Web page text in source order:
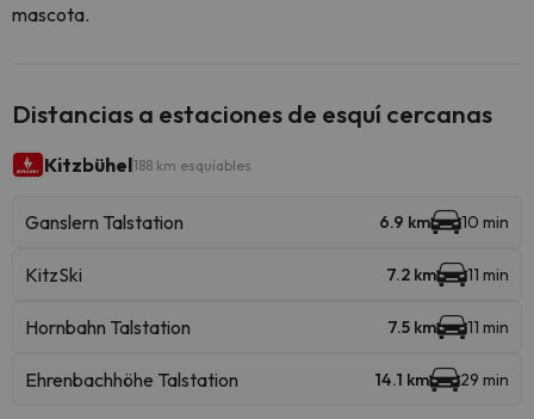
mascota.
Distancias a estaciones de esquí cercanas
Kitzbühel188 km esquiables
Ganslern Talstation 6.9 km 10 min
KitzSki 7.2 km 11 min
Hornbahn Talstation 7.5 km 11 min
Ehrenbachhöhe Talstation 14.1 km 29 min